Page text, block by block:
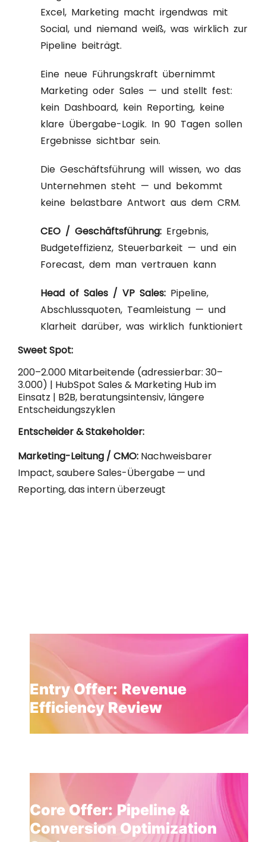
Excel, Marketing macht irgendwas mit
Social, und niemand weiß, was wirklich zur
Pipeline beiträgt.
Eine neue Führungskraft übernimmt
Marketing oder Sales — und stellt fest:
kein Dashboard, kein Reporting, keine
klare Übergabe-Logik. In 90 Tagen sollen
Ergebnisse sichtbar sein.
Die Geschäftsführung will wissen, wo das
Unternehmen steht — und bekommt
keine belastbare Antwort aus dem CRM.
CEO / Geschäftsführung: Ergebnis,
Budgeteffizienz, Steuerbarkeit — und ein
Forecast, dem man vertrauen kann
Head of Sales / VP Sales: Pipeline,
Abschlussquoten, Teamleistung — und
Klarheit darüber, was wirklich funktioniert
Sweet Spot:
200–2.000 Mitarbeitende (adressierbar: 30–
3.000) | HubSpot Sales & Marketing Hub im
Einsatz | B2B, beratungsintensiv, längere
Entscheidungszyklen
Entscheider & Stakeholder:
Marketing-Leitung / CMO: Nachweisbarer
Impact, saubere Sales-Übergabe — und
Reporting, das intern überzeugt
Efficiency Review
Core Offer: Pipeline &
Conversion Optimization
Sprint